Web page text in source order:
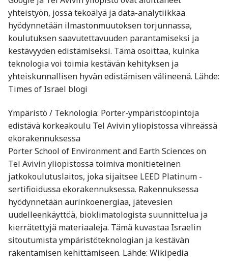
yhteistyön, jossa tekoälyä ja data-analytiikkaa
hyödynnetään ilmastonmuutoksen torjunnassa,
koulutuksen saavutettavuuden parantamiseksi ja
kestävyyden edistämiseksi. Tämä osoittaa, kuinka
teknologia voi toimia kestävän kehityksen ja
yhteiskunnallisen hyvän edistämisen välineenä. Lähde:
Times of Israel blogi
Ympäristö / Teknologia: Porter-ympäristöopintoja
edistävä korkeakoulu Tel Avivin yliopistossa vihreässä
ekorakennuksessa
Porter School of Environment and Earth Sciences on
Tel Avivin yliopistossa toimiva monitieteinen
jatkokoulutuslaitos, joka sijaitsee LEED Platinum -
sertifioidussa ekorakennuksessa. Rakennuksessa
hyödynnetään aurinkoenergiaa, jätevesien
uudelleenkäyttöä, bioklimatologista suunnittelua ja
kierrätettyjä materiaaleja. Tämä kuvastaa Israelin
sitoutumista ympäristöteknologian ja kestävän
rakentamisen kehittämiseen. Lähde: Wikipedia